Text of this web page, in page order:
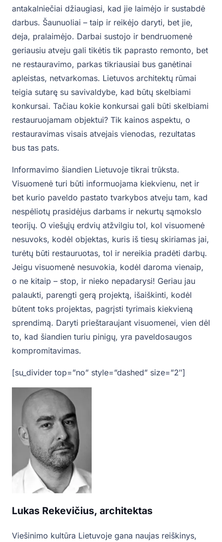
antakalniečiai džiaugiasi, kad jie laimėjo ir sustabdė
darbus. Šaunuoliai – taip ir reikėjo daryti, bet jie,
deja, pralaimėjo. Darbai sustojo ir bendruomenė
geriausiu atveju gali tikėtis tik paprasto remonto, bet
ne restauravimo, parkas tikriausiai bus ganėtinai
apleistas, netvarkomas. Lietuvos architektų rūmai
teigia sutarę su savivaldybe, kad būtų skelbiami
konkursai. Tačiau kokie konkursai gali būti skelbiami
restauruojamam objektui? Tik kainos aspektu, o
restauravimas visais atvejais vienodas, rezultatas
bus tas pats.
Informavimo šiandien Lietuvoje tikrai trūksta.
Visuomenė turi būti informuojama kiekvienu, net ir
bet kurio paveldo pastato tvarkybos atveju tam, kad
nespėliotų prasidėjus darbams ir nekurtų sąmokslo
teorijų. O viešųjų erdvių atžvilgiu tol, kol visuomenė
nesuvoks, kodėl objektas, kuris iš tiesų skiriamas jai,
turėtų būti restauruotas, tol ir nereikia pradėti darbų.
Jeigu visuomenė nesuvokia, kodėl daroma vienaip,
o ne kitaip – stop, ir nieko nepadarysi! Geriau jau
palaukti, parengti gerą projektą, išaiškinti, kodėl
būtent toks projektas, pagrįsti tyrimais kiekvieną
sprendimą. Daryti prieštaraujant visuomenei, vien dėl
to, kad šiandien turiu pinigų, yra paveldosaugos
kompromitavimas.
[su_divider top=”no” style=”dashed” size=”2″]
Lukas Rekevičius, architektas
Viešinimo kultūra Lietuvoje gana naujas reiškinys,